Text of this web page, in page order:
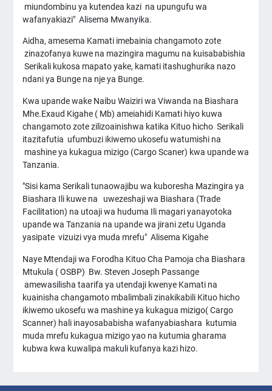
miundombinu ya kutendea kazi na upungufu wa
wafanyakiazi" Alisema Mwanyika.
Aidha, amesema Kamati imebainia changamoto zote
zinazofanya kuwe na mazingira magumu na kuisababishia
Serikali kukosa mapato yake, kamati itashughurika nazo
ndani ya Bunge na nje ya Bunge.
Kwa upande wake Naibu Waiziri wa Viwanda na Biashara
Mhe.Exaud Kigahe ( Mb) ameiahidi Kamati hiyo kuwa
changamoto zote zilizoainishwa katika Kituo hicho Serikali
itazitafutia ufumbuzi ikiwemo ukosefu watumishi na
mashine ya kukagua mizigo (Cargo Scaner) kwa upande wa
Tanzania.
"Sisi kama Serikali tunaowajibu wa kuboresha Mazingira ya
Biashara Ili kuwe na uwezeshaji wa Biashara (Trade
Facilitation) na utoaji wa huduma Ili magari yanayotoka
upande wa Tanzania na upande wa jirani zetu Uganda
yasipate vizuizi vya muda mrefu" Alisema Kigahe
Naye Mtendaji wa Forodha Kituo Cha Pamoja cha Biashara
Mtukula ( OSBP) Bw. Steven Joseph Passange
amewasilisha taarifa ya utendaji kwenye Kamati na
kuainisha changamoto mbalimbali zinakikabili Kituo hicho
ikiwemo ukosefu wa mashine ya kukagua mizigo( Cargo
Scanner) hali inayosababisha wafanyabiashara kutumia
muda mrefu kukagua mizigo yao na kutumia gharama
kubwa kwa kuwalipa makuli kufanya kazi hizo.